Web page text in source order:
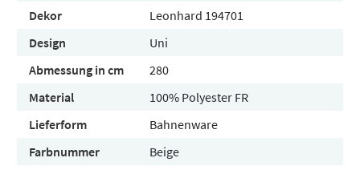
Dekor
Leonhard 194701
Design
Uni
Abmessung in cm
280
Material
100% Polyester FR
Lieferform
Bahnenware
Farbnummer
Beige